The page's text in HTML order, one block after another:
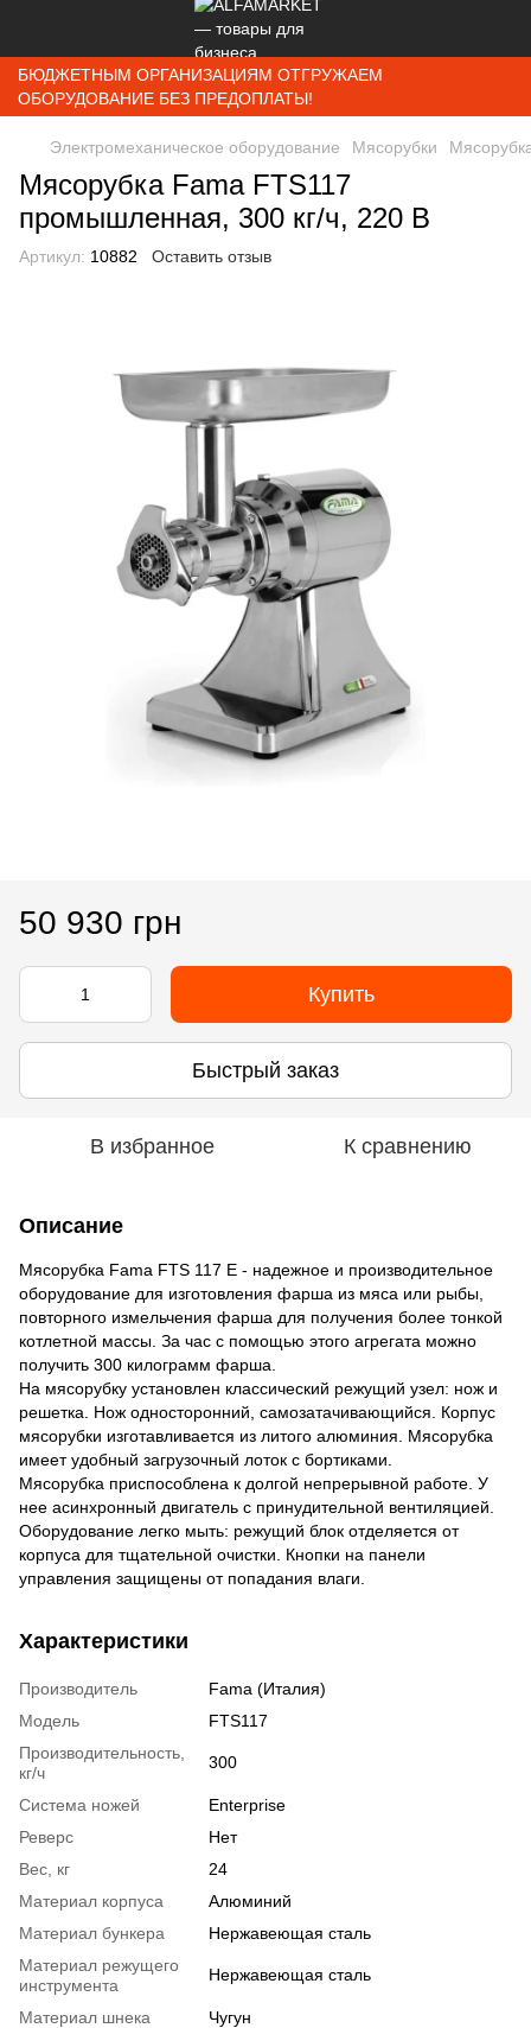
БЮДЖЕТНЫМ ОРГАНИЗАЦИЯМ ОТГРУЖАЕМ
ОБОРУДОВАНИЕ БЕЗ ПРЕДОПЛАТЫ!
Электромеханическое оборудование Мясорубки
Мясорубка Fama FTS117
промышленная, 300 кг/ч, 220 В
Артикул: 10882 Оставить отзыв
50 930 грн
Купить
Быстрый заказ
В избранное К сравнению
Описание
Мясорубка Fama FTS 117 E - надежное и производительное
оборудование для изготовления фарша из мяса или рыбы,
повторного измельчения фарша для получения более тонкой
котлетной массы. За час с помощью этого агрегата можно
получить 300 килограмм фарша.
На мясорубку установлен классический режущий узел: нож и
решетка. Нож односторонний, самозатачивающийся. Корпус
мясорубки изготавливается из литого алюминия. Мясорубка
имеет удобный загрузочный лоток с бортиками.
Мясорубка приспособлена к долгой непрерывной работе. У
нее асинхронный двигатель с принудительной вентиляцией.
Оборудование легко мыть: режущий блок отделяется от
корпуса для тщательной очистки. Кнопки на панели
управления защищены от попадания влаги.
Характеристики
Производитель
Fama (Италия)
Модель
FTS117
Производительность,
кг/ч
300
Система ножей
Enterprise
Реверс
Нет
Вес, кг
24
Материал корпуса
Алюминий
Материал бункера
Нержавеющая сталь
Материал режущего
инструмента
Нержавеющая сталь
Материал шнека
Чугун